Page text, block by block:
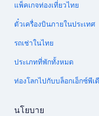
แพ็คเกจท่องเที่ยวไทย
ตั๋วเครื่องบินภายในประเทศ
รถเช่าในไทย
ประเภทที่พักทั้งหมด
ท่องโลกไปกับบล็อกเอ็กซ์พีเ
นโยบาย